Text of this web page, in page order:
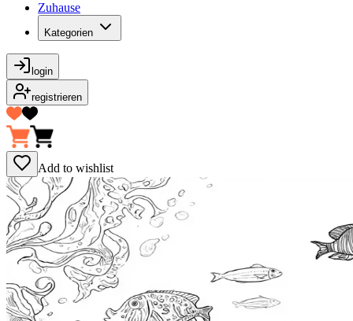
Zuhause
Kategorien
login
registrieren
Add to wishlist